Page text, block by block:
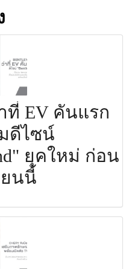
ที่ EV คันแรก
ดีไซน์
ยุคใหม่ ก่อน
ยนนี้